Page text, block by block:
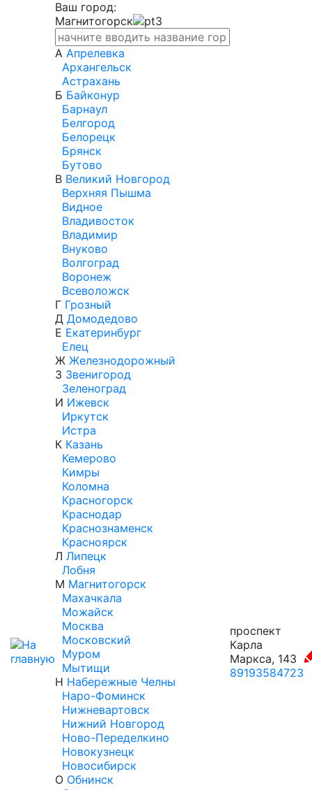
Ваш город:
Магнитогорск
А Апрелевка
Архангельск
Астрахань
Б Байконур
Барнаул
Белгород
Белорецк
Брянск
Бутово
В Великий Новгород
Верхняя Пышма
Видное
Владивосток
Владимир
Внуково
Волгоград
Воронеж
Всеволожск
Г Грозный
Д Домодедово
Е Екатеринбург
Елец
Ж Железнодорожный
З Звенигород
Зеленоград
И Ижевск
Иркутск
Истра
К Казань
Кемерово
Кимры
Коломна
Красногорск
Краснодар
Краснознаменск
Красноярск
Л Липецк
Лобня
М Магнитогорск
Махачкала
Можайск
Москва
Московский
Муром
Мытищи
Н Набережные Челны
Наро-Фоминск
Нижневартовск
Нижний Новгород
Ново-Переделкино
Новокузнецк
Новосибирск
О Обнинск
проспект
Карла
Маркса, 143
89193584723